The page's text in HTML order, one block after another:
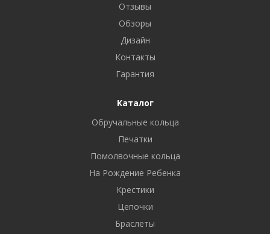
Отзывы
Обзоры
Дизайн
Контакты
Гарантия
Каталог
Обручальные кольца
Печатки
Помолвочные кольца
На Рождение Ребенка
Крестики
Цепочки
Браслеты